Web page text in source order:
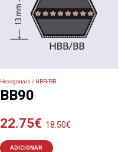
Hexagonais / HBB/BB
BB90
22.75€ 18.50€
ADICIONAR